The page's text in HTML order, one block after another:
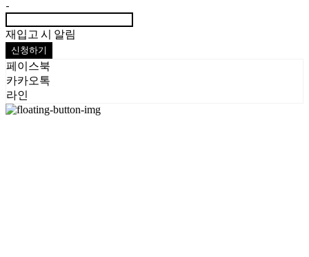
-
재입고 시 알림
신청하기
페이스북
카카오톡
라인